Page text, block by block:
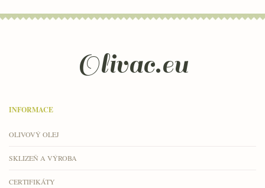
Olivac.eu
INFORMACE
OLIVOVÝ OLEJ
SKLIZEŇ A VÝROBA
CERTIFIKÁTY